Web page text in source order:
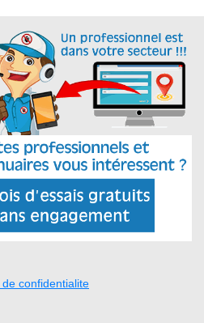
confidentialite